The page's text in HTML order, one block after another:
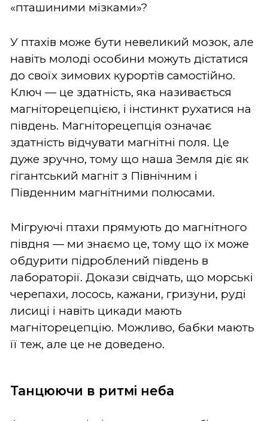
«пташиними мізками»?
У птахів може бути невеликий мозок, але
навіть молоді особини можуть дістатися
до своїх зимових курортів самостійно.
Ключ — це здатність, яка називається
магніторецепцією, і інстинкт рухатися на
південь. Магніторецепція означає
здатність відчувати магнітні поля. Це
дуже зручно, тому що наша Земля діє як
гігантський магніт з Північним і
Південним магнітними полюсами.
Мігруючі птахи прямують до магнітного
півдня — ми знаємо це, тому що їх може
обдурити підроблений південь в
лабораторії. Докази свідчать, що морські
черепахи, лосось, кажани, гризуни, руді
лисиці і навіть цикади мають
магніторецепцію. Можливо, бабки мають
її теж, але це не доведено.
Танцюючи в ритмі неба